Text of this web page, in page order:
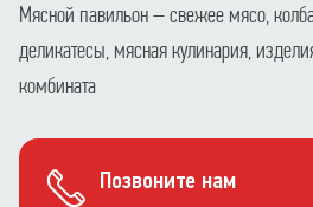
Мясной павильон – свежее мясо,
деликатесы, мясная кулинария,
комбината
Позвоните нам